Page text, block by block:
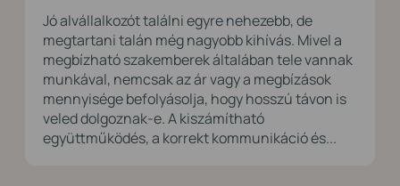
Jó alvállalkozót találni egyre nehezebb, de
megtartani talán még nagyobb kihívás. Mivel a
megbízható szakemberek általában tele vannak
munkával, nemcsak az ár vagy a megbízások
mennyisége befolyásolja, hogy hosszú távon is
veled dolgoznak-e. A kiszámítható
együttműködés, a korrekt kommunikáció és...